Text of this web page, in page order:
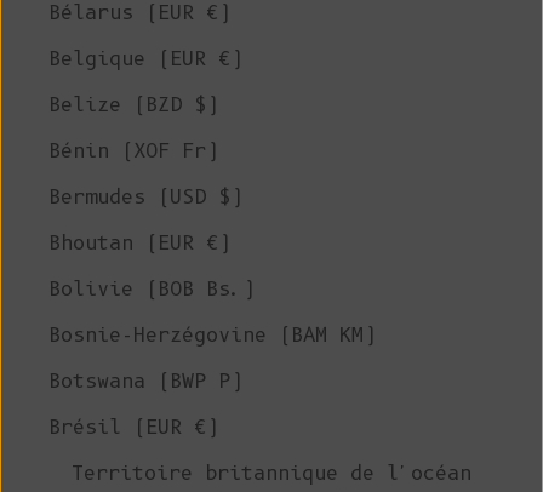
Bélarus (EUR €)
Belgique (EUR €)
Belize (BZD $)
Bénin (XOF Fr)
Bermudes (USD $)
Bhoutan (EUR €)
Bolivie (BOB Bs.)
Bosnie-Herzégovine (BAM КМ)
Botswana (BWP P)
Brésil (EUR €)
Territoire britannique de l'océan